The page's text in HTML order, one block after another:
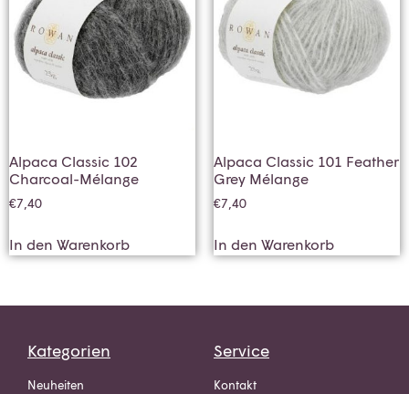
Alpaca Classic 102
Charcoal-Mélange
€7,40
In den Warenkorb
Alpaca Classic 101 Feather
Grey Mélange
€7,40
In den Warenkorb
Kategorien
Neuheiten
Service
Kontakt